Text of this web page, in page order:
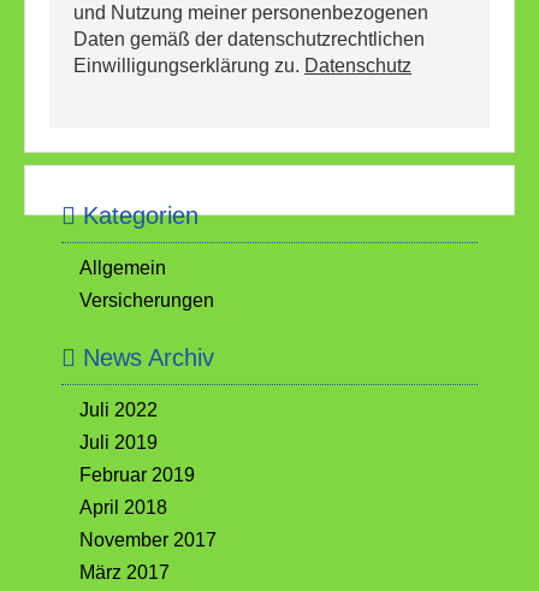
und Nutzung meiner personenbezogenen
Daten gemäß der datenschutzrechtlichen
Einwilligungserklärung zu. Datenschutz
Kategorien
Allgemein
Versicherungen
News Archiv
Juli 2022
Juli 2019
Februar 2019
April 2018
November 2017
März 2017